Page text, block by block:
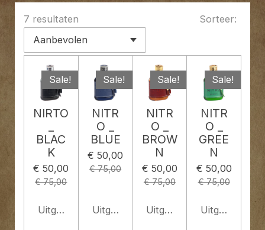
7 resultaten Sorteer:
Sale!
NIRTO
BLAC
K
€ 50,00
€ 75,00
Uitgeschakeld
Sale!
NITR
O _
BLUE
€ 50,00
€ 75,00
Uitgeschakeld
Sale!
NITR
O _
BROW
N
€ 50,00
€ 75,00
Uitgeschakeld
Sale!
NITR
O _
GREE
N
€ 50,00
€ 75,00
Uitgeschakeld